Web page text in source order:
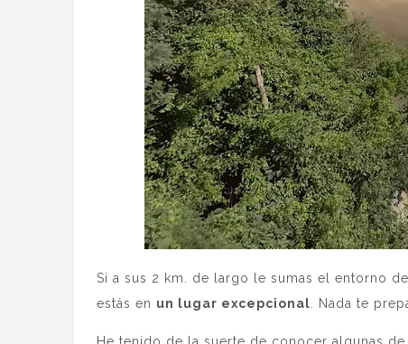
Si a sus 2 km. de largo le sumas el entorno
estás en un lugar excepcional . Nada te